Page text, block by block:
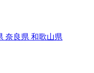
奈良県 和歌山県